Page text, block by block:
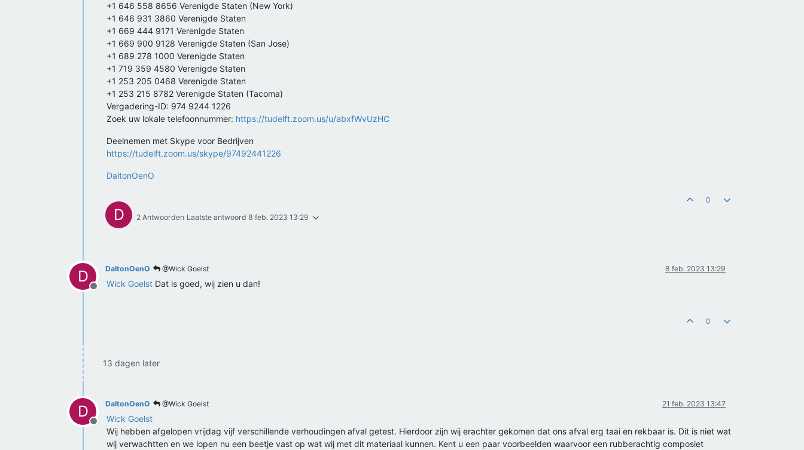
+1 646 558 8656 Verenigde Staten (New York)
+1 646 931 3860 Verenigde Staten
+1 669 444 9171 Verenigde Staten
+1 669 900 9128 Verenigde Staten (San Jose)
+1 689 278 1000 Verenigde Staten
+1 719 359 4580 Verenigde Staten
+1 253 205 0468 Verenigde Staten
+1 253 215 8782 Verenigde Staten (Tacoma)
Vergadering-ID: 974 9244 1226
Zoek uw lokale telefoonnummer: https://tudelft.zoom.us/u/abxfWvUzHC
Deelnemen met Skype voor Bedrijven
https://tudelft.zoom.us/skype/97492441226
DaltonOenO
D 2 Antwoorden Laatste antwoord 8 feb. 2023 13:29
0
D
Offline
DaltonOenO @Wick Goelst 8 feb. 2023 13:29
Wick Goelst Dat is goed, wij zien u dan!
0
13 dagen later
D
Offline
DaltonOenO @Wick Goelst 21 feb. 2023 13:47
Wick Goelst
Wij hebben afgelopen vrijdag vijf verschillende verhoudingen afval getest. Hierdoor zijn wij erachter gekomen dat ons afval erg taai en rekbaar is. Dit is niet wat
wij verwachtten en we lopen nu een beetje vast op wat wij met dit materiaal kunnen. Kent u een paar voorbeelden waarvoor een rubberachtig composiet